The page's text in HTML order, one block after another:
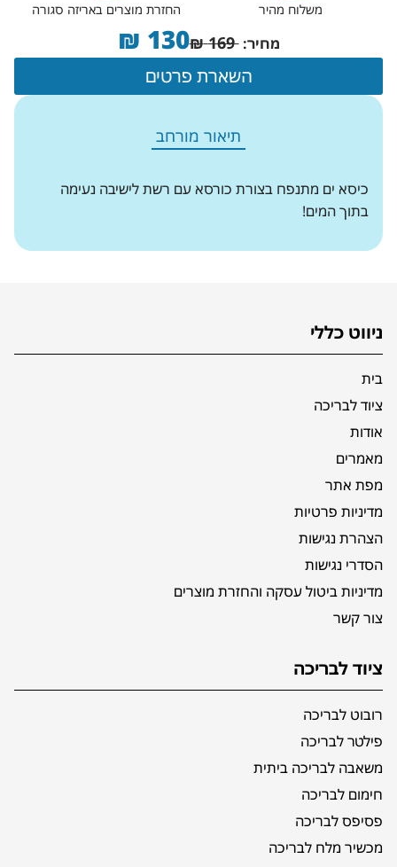
משלוח מהיר החזרת מוצרים באריזה סגורה
מחיר: 169
₪
130
₪
השארת פרטים
תיאור מורחב
כיסא ים מתנפח בצורת כורסא עם רשת לישיבה נעימה
בתוך המים!
ניווט כללי
בית
ציוד לבריכה
אודות
מאמרים
מפת אתר
מדיניות פרטיות
הצהרת נגישות
הסדרי נגישות
מדיניות ביטול עסקה והחזרת מוצרים
צור קשר
ציוד לבריכה
רובוט לבריכה
פילטר לבריכה
משאבה לבריכה ביתית
חימום לבריכה
פסיפס לבריכה
מכשיר מלח לבריכה